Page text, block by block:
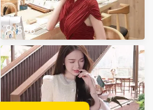
568